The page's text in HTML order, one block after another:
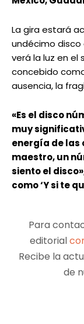
La gira estará
undécimo disco
verá la luz en
concebido
ausencia, la
«Es el disco
muy
energía de las
maestro, un
siento el
como ‘Y si te
Para
editorial
Recibe la
de